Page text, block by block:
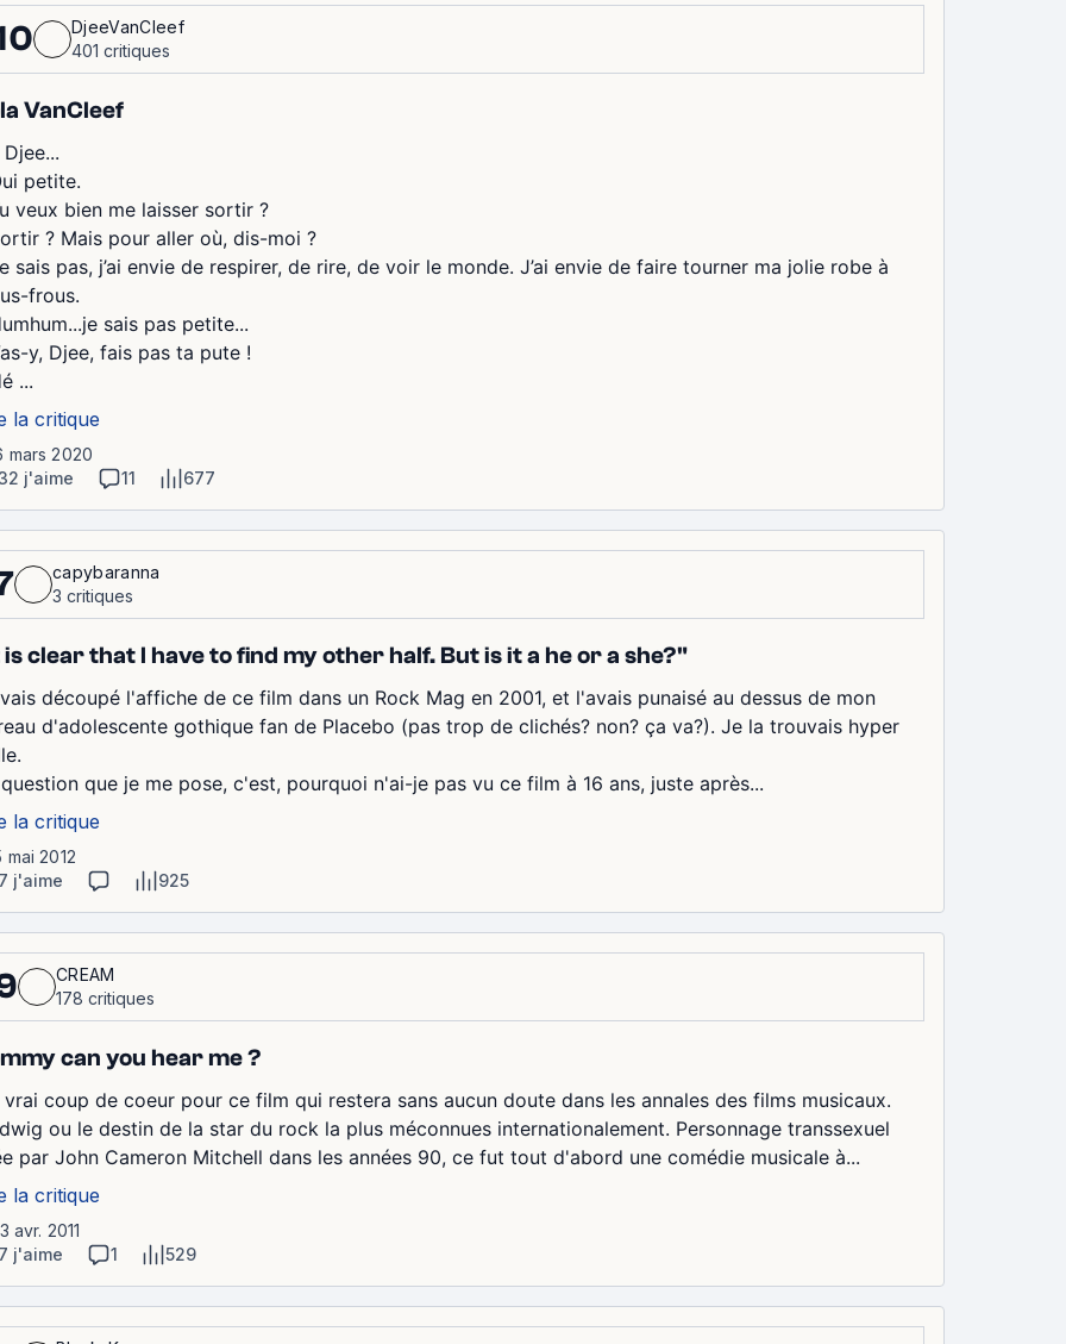
DjeeVanCleef
401 critiques
VanCleef
petite.
veux bien me laisser sortir ?
? Mais pour aller où, dis-moi ?
sais pas, j’ai envie de respirer, de rire, de voir le monde. J’ai envie de faire tourner ma jolie robe à
frous.
sais pas petite...
y, Djee, fais pas ta pute !
...
la critique
mars 2020
j'aime
11 677
capybaranna
3 critiques
clear that I have to find my other half. But is it a he or a she?"
découpé l'affiche de ce film dans un Rock Mag en 2001, et l'avais punaisé au dessus de mon
d'adolescente gothique fan de Placebo (pas trop de clichés? non? ça va?). Je la trouvais hyper
que je me pose, c'est, pourquoi n'ai-je pas vu ce film à 16 ans, juste après...
la critique
mai 2012
7 j'aime
925
CREAM
178 critiques
can you hear me ?
vrai coup de coeur pour ce film qui restera sans aucun doute dans les annales des films musicaux.
ou le destin de la star du rock la plus méconnues internationalement. Personnage transsexuel
par John Cameron Mitchell dans les années 90, ce fut tout d'abord une comédie musicale à...
la critique
avr. 2011
7 j'aime
1 529